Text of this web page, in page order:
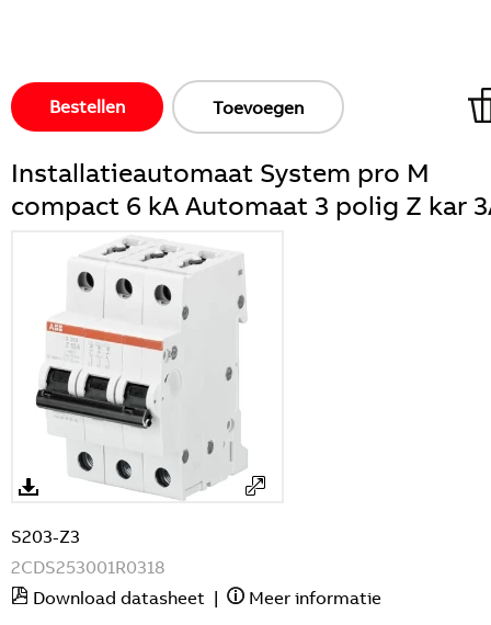
Bestellen Toevoegen
Installatieautomaat System pro M
compact 6 kA Automaat 3 polig Z kar
S203-Z3
2CDS253001R0318
Download datasheet | Meer informatie